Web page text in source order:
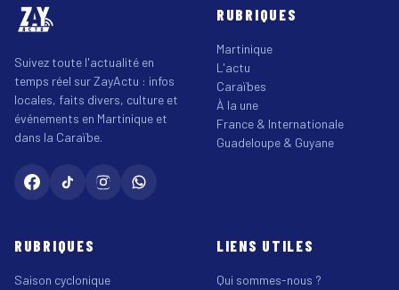
Suivez toute l'actualité en
temps réel sur ZayActu : infos
locales, faits divers, culture et
événements en Martinique et
dans la Caraïbe.
RUBRIQUES
Martinique
L'actu
Caraïbes
À la une
France & Internationale
Guadeloupe & Guyane
RUBRIQUES
Saison cyclonique
LIENS UTILES
Qui sommes-nous ?